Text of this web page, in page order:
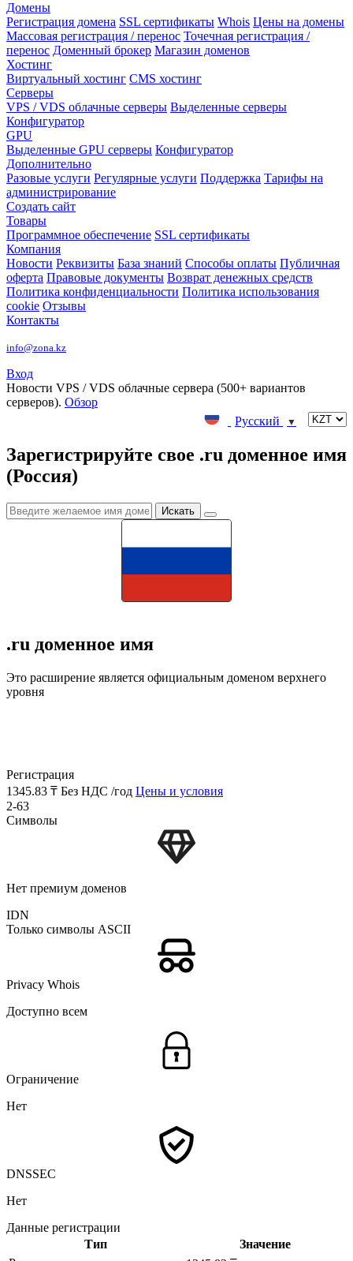
Домены
Регистрация домена SSL сертификаты Whois Цены на домены
Массовая регистрация / перенос Точечная регистрация /
перенос Доменный брокер Магазин доменов
Хостинг
Виртуальный хостинг CMS хостинг
Серверы
VPS / VDS облачные серверы Выделенные серверы
Конфигуратор
GPU
Выделенные GPU серверы Конфигуратор
Дополнительно
Разовые услуги Регулярные услуги Поддержка Тарифы на
администрирование
Создать сайт
Товары
Программное обеспечение SSL сертификаты
Компания
Новости Реквизиты База знаний Способы оплаты Публичная
оферта Правовые документы Возврат денежных средств
Политика конфиденциальности Политика использования
cookie Отзывы
Контакты
info@zona.kz
Вход
Новости VPS / VDS облачные сервера (500+ вариантов
серверов). Обзор
Русский
▼
Зарегистрируйте свое .ru доменное имя
(Россия)
.ru доменное имя
Это расширение является официальным доменом верхнего
уровня
Регистрация
1345.83 ₸ Без НДС /год Цены и условия
2-63
Символы
Нет премиум доменов
IDN
Только символы ASCII
Privacy Whois
Доступно всем
Ограничение
Нет
DNSSEC
Нет
Данные регистрации
Тип
Значение